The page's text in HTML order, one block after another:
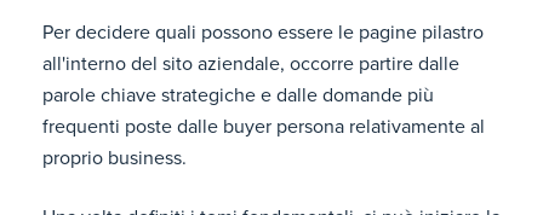
Per decidere quali possono essere le pagine pilastro
all'interno del sito aziendale, occorre partire dalle
parole chiave strategiche e dalle domande più
frequenti poste dalle buyer persona relativamente al
proprio business.